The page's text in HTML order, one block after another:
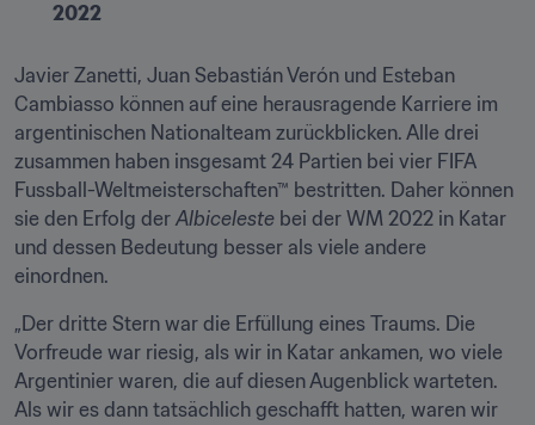
2022
Javier Zanetti, Juan Sebastián Verón und Esteban
Cambiasso können auf eine herausragende Karriere im
argentinischen Nationalteam zurückblicken. Alle drei
zusammen haben insgesamt 24 Partien bei vier FIFA
Fussball-Weltmeisterschaften™ bestritten. Daher können
sie den Erfolg der Albiceleste bei der WM 2022 in Katar
und dessen Bedeutung besser als viele andere
einordnen.
„Der dritte Stern war die Erfüllung eines Traums. Die
Vorfreude war riesig, als wir in Katar ankamen, wo viele
Argentinier waren, die auf diesen Augenblick warteten.
Als wir es dann tatsächlich geschafft hatten, waren wir